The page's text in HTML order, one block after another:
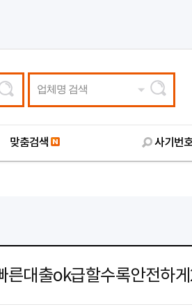
업체명 검색
맞춤검색 사기번
른대출ok급할수록안전하